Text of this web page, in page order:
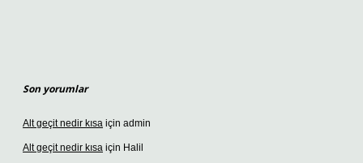
Son yorumlar
Alt geçit nedir kısa için admin
Alt geçit nedir kısa için Halil